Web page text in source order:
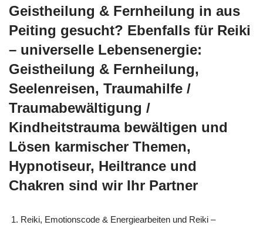
Geistheilung & Fernheilung in aus
Peiting gesucht? Ebenfalls für Reiki
– universelle Lebensenergie:
Geistheilung & Fernheilung,
Seelenreisen, Traumahilfe /
Traumabewältigung /
Kindheitstrauma bewältigen und
Lösen karmischer Themen,
Hypnotiseur, Heiltrance und
Chakren sind wir Ihr Partner
Reiki, Emotionscode & Energiearbeiten und Reiki –